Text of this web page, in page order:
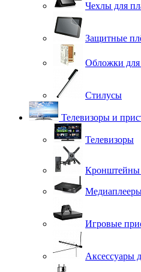
Чехлы для
Защитные
Обложки для
Стилусы
Телевизоры и
Телевизоры
Кронштейны
Игровые
Аксессуары